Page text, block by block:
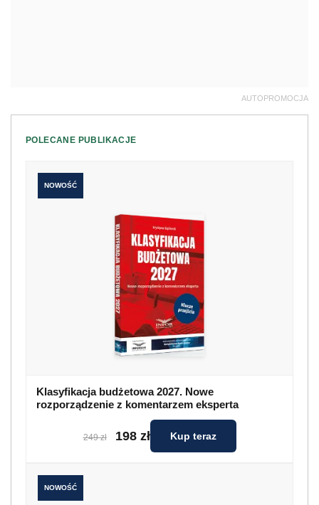
AUTOPROMOCJA
POLECANE PUBLIKACJE
NOWOŚĆ
Klasyfikacja budżetowa 2027. Nowe
rozporządzenie z komentarzem eksperta
249 zł 198 zł Kup teraz
NOWOŚĆ